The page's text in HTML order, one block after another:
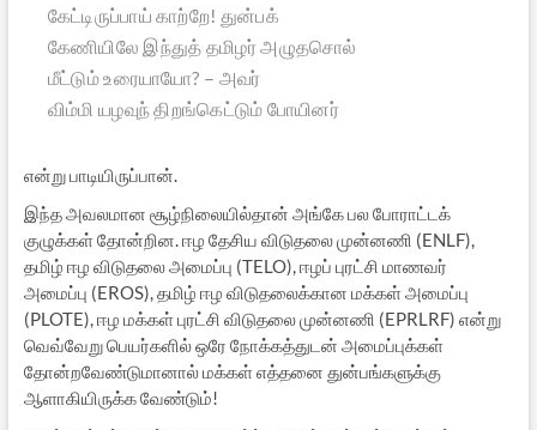
கேட்டிருப்பாய் காற்றே! துன்பக்
கேணியிலே இந்துத் தமிழர் அழுதசொல்
மீட்டும் உரையாயோ? – அவர்
விம்மி யழவுந் திறங்கெட்டும் போயினர்
என்று பாடியிருப்பான்.
இந்த அவலமான சூழ்நிலையில்தான் அங்கே பல போராட்டக்
குழுக்கள் தோன்றின. ஈழ தேசிய விடுதலை முன்னணி (ENLF),
தமிழ் ஈழ விடுதலை அமைப்பு (TELO), ஈழப் புரட்சி மாணவர்
அமைப்பு (EROS), தமிழ் ஈழ விடுதலைக்கான மக்கள் அமைப்பு
(PLOTE), ஈழ மக்கள் புரட்சி விடுதலை முன்னணி (EPRLRF) என்று
வெவ்வேறு பெயர்களில் ஒரே நோக்கத்துடன் அமைப்புக்கள்
தோன்றவேண்டுமானால் மக்கள் எத்தனை துன்பங்களுக்கு
ஆளாகியிருக்க வேண்டும்!